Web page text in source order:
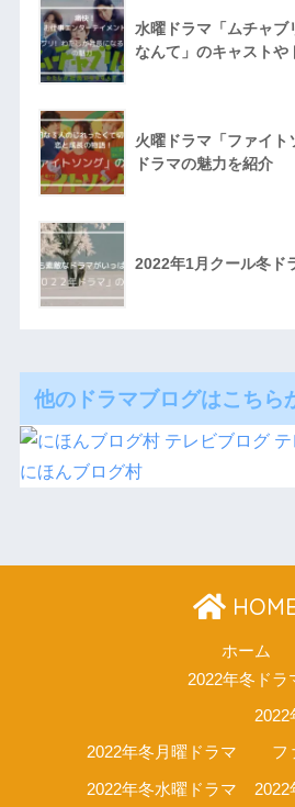
水曜ドラマ「ムチャブ
なんて」のキャストや
火曜ドラマ「ファイ
ドラマの魅力を紹介
2022年1月クール冬ド
他のドラマブログはこちら
にほんブログ村
ホーム
2022年冬ドラ
2022年冬月曜ドラマ
2022
フ
2022年冬水曜ドラマ
2022